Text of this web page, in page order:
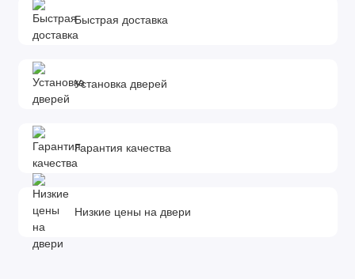
Быстрая доставка
Установка дверей
Гарантия качества
Низкие цены на двери